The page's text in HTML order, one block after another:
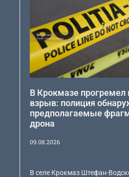
В Крокмазе
взрыв: полиция
предполагаемые
дрона
09.08.2026
В селе Крокмаз Штефан-